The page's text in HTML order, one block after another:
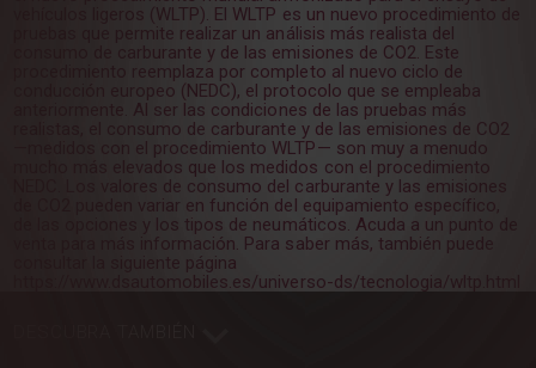
vehículos ligeros (WLTP). El WLTP es un nuevo procedimiento de
pruebas que permite realizar un análisis más realista del
consumo de carburante y de las emisiones de CO2. Este
procedimiento reemplaza por completo al nuevo ciclo de
conducción europeo (NEDC), el protocolo que se empleaba
anteriormente. Al ser las condiciones de las pruebas más
realistas, el consumo de carburante y de las emisiones de CO2
—medidos con el procedimiento WLTP— son muy a menudo
mucho más elevados que los medidos con el procedimiento
NEDC. Los valores de consumo del carburante y las emisiones
de CO2 pueden variar en función del equipamiento específico,
de las opciones y los tipos de neumáticos. Acuda a un punto de
venta para más información. Para saber más, también puede
consultar la siguiente página
https://www.dsautomobiles.es/universo-ds/tecnologia/wltp.html